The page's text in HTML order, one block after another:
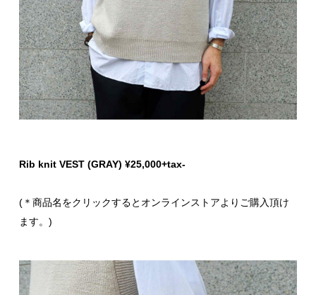
Rib knit VEST (GRAY) ¥25,000+tax-
(＊商品名をクリックするとオンラインストアよりご購入頂け
ます。)